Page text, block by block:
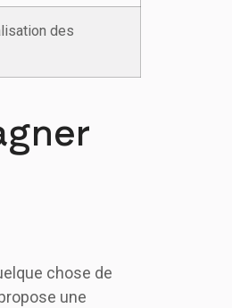
des
chose de
une